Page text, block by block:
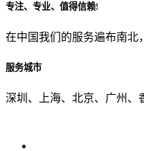
从哪里了解到我们？
专注、专业、值得信赖!
在中国我们的服务遍布南北
服务城市
深圳、上海、北京、广州、